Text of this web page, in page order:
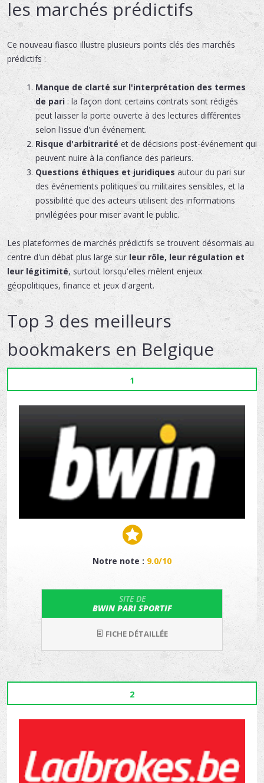
les marchés prédictifs
Ce nouveau fiasco illustre plusieurs points clés des marchés
prédictifs :
Manque de clarté sur l'interprétation des termes
de pari: la façon dont certains contrats sont rédigés
peut laisser la porte ouverte à des lectures différentes
selon l'issue d'un événement.
Risque d'arbitraritéet de décisions post-événement qui
peuvent nuire à la confiance des parieurs.
Questions éthiques et juridiques autour du pari sur
des événements politiques ou militaires sensibles, et la
possibilité que des acteurs utilisent des informations
privilégiées pour miser avant le public.
Les plateformes de marchés prédictifs se trouvent désormais au
centre d'un débat plus large surleur rôle, leur régulation et
leur légitimité, surtout lorsqu'elles mêlent enjeux
géopolitiques, finance et jeux d'argent.
Top 3 des meilleurs
bookmakers en Belgique
1
Notre note : 9.0/10
SITE DE
BWIN PARI SPORTIF
FICHE DÉTAILLÉE
2